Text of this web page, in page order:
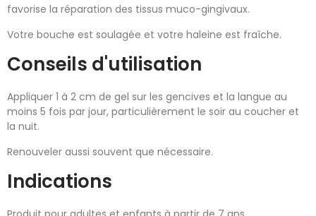
favorise la réparation des tissus muco-gingivaux.
Votre bouche est soulagée et votre haleine est fraîche.
Conseils d'utilisation
Appliquer 1 à 2 cm de gel sur les gencives et la langue au
moins 5 fois par jour, particulièrement le soir au coucher et
la nuit.
Renouveler aussi souvent que nécessaire.
Indications